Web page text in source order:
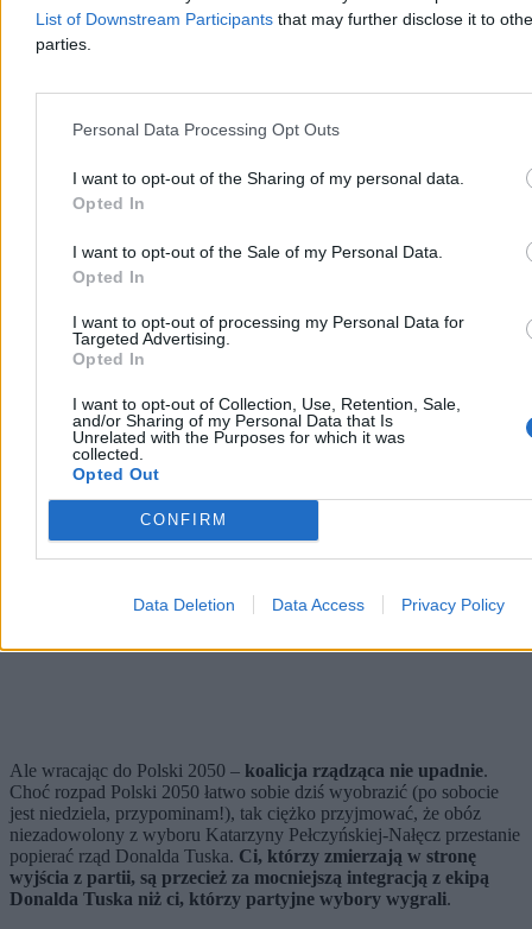
List of Downstream Participants that may further disclose it to
parties.
Personal Data Processing Opt Outs
I want to opt-out of the Sharing of my personal data.
Opted In
I want to opt-out of the Sale of my Personal Data.
Opted In
I want to opt-out of processing my Personal Data for
Targeted Advertising.
Opted In
I want to opt-out of Collection, Use, Retention, Sale,
and/or Sharing of my Personal Data that Is
Unrelated with the Purposes for which it was
collected.
Opted Out
CONFIRM
Data Deletion Data Access Privacy Policy
którzy w 2023 r. szli do Sejmu z hasłem potrzeby poskładania
Polski i zakończenia plemiennych podziałów, sami podzielą się
polskiej sceny politycznej. To też wcale nie jest tak, że udało mi się
akurat trafić w wariant, który właśnie się ziszcza.
Raczej należy przyjąć, żemoja analiza była na poziomie
spostrzeżenia, że po poniedziałku przychodzi wtorek, że gdy
deszcz pada, jest mokro
będzie musiał wzywać do siebie Radosława Fogla, aby wysłać do
wszystkich przedstawicieli partii tweeta z groźbą pozbawienia
miejsc na listach wyborczych w 2027 r., jeśli ci dalej będą brać się
Reklama
Reklama
Ale wracając do Polski 2050 – koalicja rządząca nie upadnie.
Choć rozpad Polski 2050 łatwo sobie dziś wyobrazić (po sobocie
jest niedziela, przypominam!), tak ciężko przyjmować, że obóz
niezadowolony z wyboru Katarzyny Pełczyńskiej-Nałęcz przestanie
popierać rząd Donalda Tuska. Ci, którzy zmierzają w stronę
wyjścia z partii, są przecież za mocniejszą integracją z ekipą
Donalda Tuska niż ci, którzy partyjne wybory wygrali.